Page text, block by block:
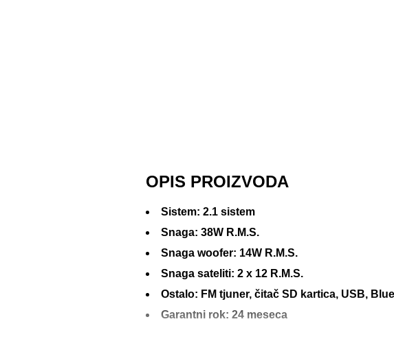
OPIS PROIZVODA
Sistem: 2.1 sistem
Snaga: 38W R.M.S.
Snaga woofer: 14W R.M.S.
Snaga sateliti: 2 x 12 R.M.S.
Ostalo: FM tjuner, čitač SD kartica, USB,
Garantni rok: 24 meseca